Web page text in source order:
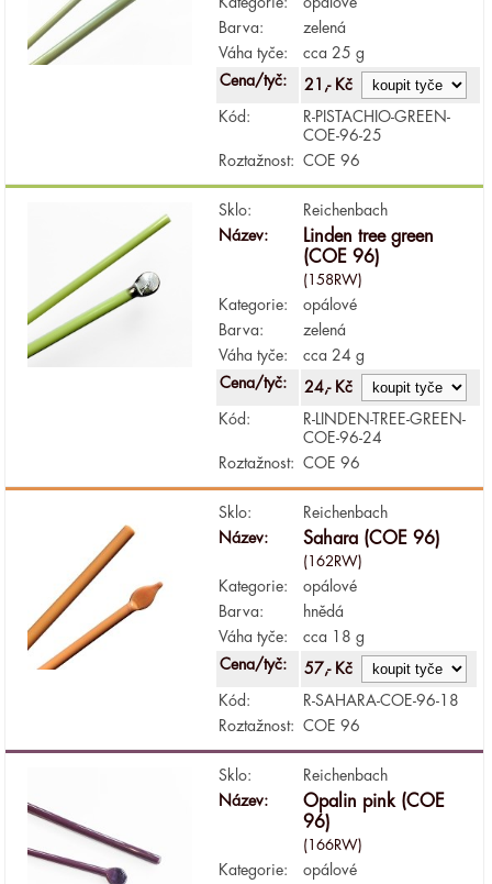
Barva:
zelená
Váha tyče:
cca 25 g
Cena/tyč:
21,- Kč
Kód:
R-PISTACHIO-GREEN-
COE-96-25
Roztažnost:
COE 96
Sklo:
Reichenbach
Název:
Linden tree green
(COE 96)
(158RW)
Kategorie:
opálové
Barva:
zelená
Váha tyče:
cca 24 g
Cena/tyč:
24,- Kč
Kód:
R-LINDEN-TREE-GREEN-
COE-96-24
Roztažnost:
COE 96
Sklo:
Reichenbach
Název:
Sahara (COE 96)
(162RW)
Kategorie:
opálové
Barva:
hnědá
Váha tyče:
cca 18 g
Cena/tyč:
57,- Kč
Kód:
R-SAHARA-COE-96-18
Roztažnost:
COE 96
Sklo:
Reichenbach
Název:
Opalin pink (COE
96)
(166RW)
Kategorie:
opálové